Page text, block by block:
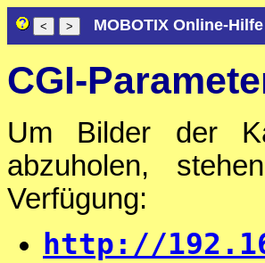
MOBOTIX Online-Hilfe
CGI-
Um Bilder der
abzuholen,
Verfügung:
http://